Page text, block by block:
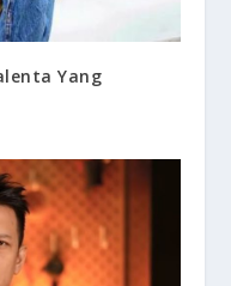
Yang